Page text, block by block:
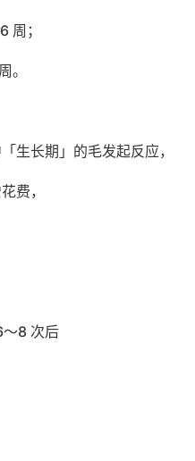
周；
。
生长期」的毛发起反应，
费，
8 次后